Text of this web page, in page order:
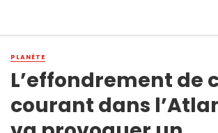
PLANÈTE
L’effondrement de
courant dans